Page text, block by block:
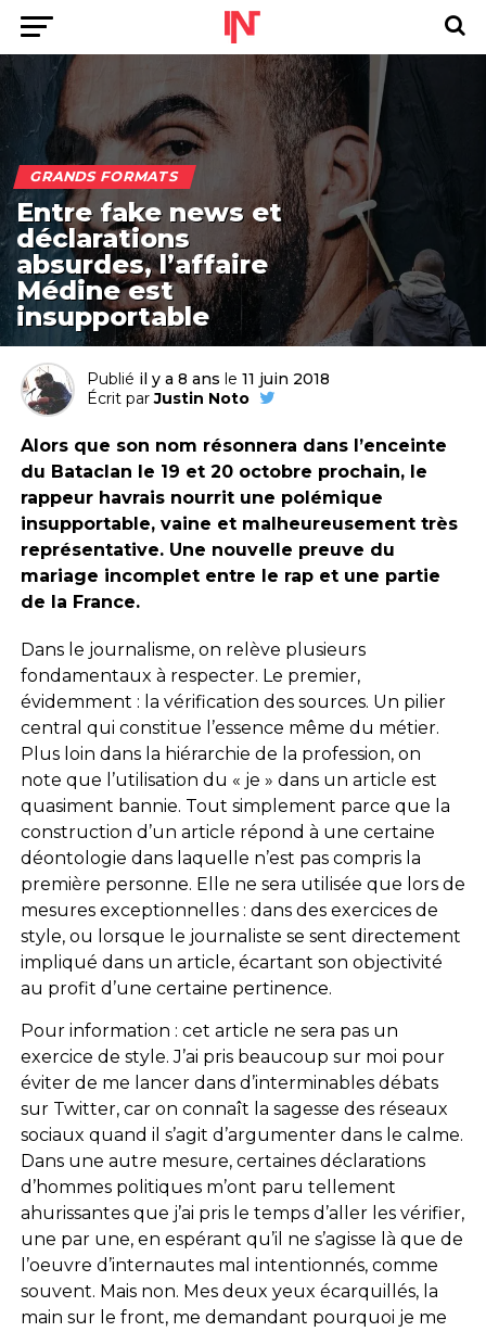
GRANDS FORMATS
Entre fake news et
déclarations
absurdes, l’affaire
Médine est
insupportable
Publié il y a 8 ans le 11 juin 2018
Écrit par Justin Noto
Alors que son nom résonnera dans l’enceinte
du Bataclan le 19 et 20 octobre prochain, le
rappeur havrais nourrit une polémique
insupportable, vaine et malheureusement très
représentative. Une nouvelle preuve du
mariage incomplet entre le rap et une partie
de la France.
Dans le journalisme, on relève plusieurs
fondamentaux à respecter. Le premier,
évidemment : la vérification des sources. Un pilier
central qui constitue l’essence même du métier.
Plus loin dans la hiérarchie de la profession, on
note que l’utilisation du « je » dans un article est
quasiment bannie. Tout simplement parce que la
construction d’un article répond à une certaine
déontologie dans laquelle n’est pas compris la
première personne. Elle ne sera utilisée que lors de
mesures exceptionnelles : dans des exercices de
style, ou lorsque le journaliste se sent directement
impliqué dans un article, écartant son objectivité
au profit d’une certaine pertinence.
Pour information : cet article ne sera pas un
exercice de style. J’ai pris beaucoup sur moi pour
éviter de me lancer dans d’interminables débats
sur Twitter, car on connaît la sagesse des réseaux
sociaux quand il s’agit d’argumenter dans le calme.
Dans une autre mesure, certaines déclarations
d’hommes politiques m’ont paru tellement
ahurissantes que j’ai pris le temps d’aller les vérifier,
une par une, en espérant qu’il ne s’agisse là que de
l’oeuvre d’internautes mal intentionnés, comme
souvent. Mais non. Mes deux yeux écarquillés, la
main sur le front, me demandant pourquoi je me